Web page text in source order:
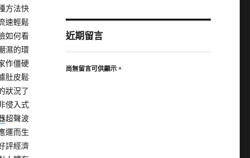
方法快
速輕鬆
如何看
濕的環
作僵硬
肚皮鬆
狀況了
侵入式
超聲波
運而生
評經濟
近期留言
尚無留言可供顯示。